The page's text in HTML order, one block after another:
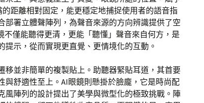
距離相對固定，能更穩定地捕捉使用者的語音指
部署立體聲陣列，為聲音來源的方向辨識提供了空
不僅能聽得更清，更能「聽懂」聲音來自何方，是
示，從而實現更直覺、更情境化的互動。
移並非簡單的複製貼上。助聽器緊貼耳道，其首要
與舒適性至上。AI眼鏡則懸掛於臉龐，它是時尚配
風陣列的設計提出了美學與微型化的極致挑戰。陣